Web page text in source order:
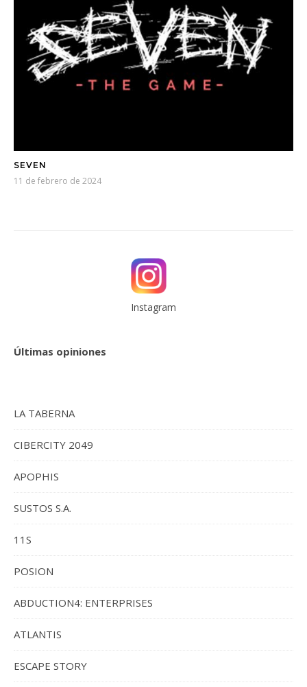
SEVEN
11 de febrero de 2024
Instagram
Últimas opiniones
LA TABERNA
CIBERCITY 2049
APOPHIS
SUSTOS S.A.
11S
POSION
ABDUCTION4: ENTERPRISES
ATLANTIS
ESCAPE STORY